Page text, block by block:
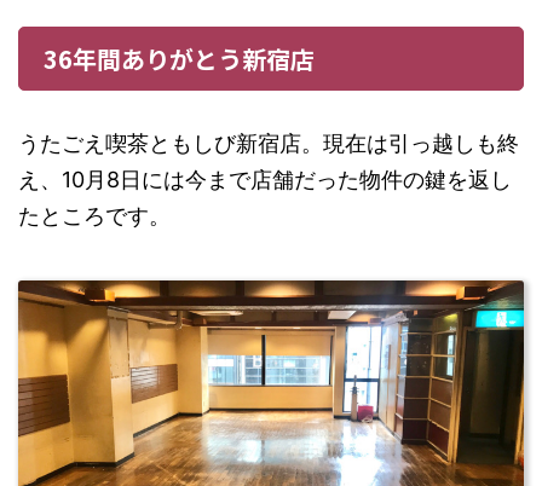
36年間ありがとう新宿店
うたごえ喫茶ともしび新宿店。現在は引っ越しも終
え、10月8日には今まで店舗だった物件の鍵を返し
たところです。